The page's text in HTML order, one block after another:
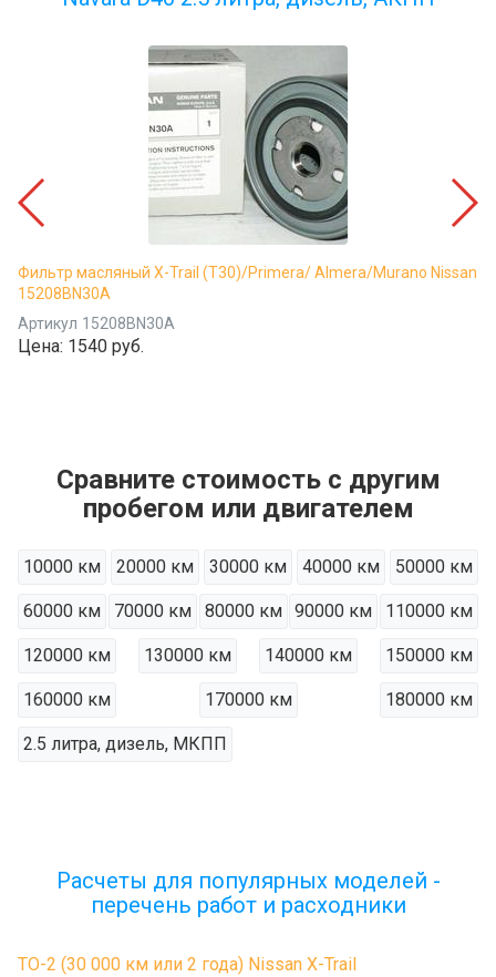
Фильтр масляный X-Trail (T30)/Primera/ Almera/Murano Nissan
15208BN30A
Артикул 15208BN30A
Цена: 1540 руб.
Сравните стоимость с другим
пробегом или двигателем
10000 км 20000 км 30000 км 40000 км 50000 км
60000 км 70000 км 80000 км 90000 км 110000 км
120000 км 130000 км 140000 км 150000 км
160000 км 170000 км 180000 км
2.5 литра, дизель, МКПП
Расчеты для популярных моделей -
перечень работ и расходники
ТО-2 (30 000 км или 2 года) Nissan X-Trail